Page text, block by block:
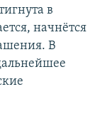
в
начнётся
В